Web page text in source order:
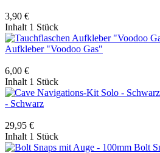
3,90 €
Inhalt 1 Stück
Aufkleber "Voodoo Gas"
6,00 €
Inhalt 1 Stück
- Schwarz
29,95 €
Inhalt 1 Stück
Bolt